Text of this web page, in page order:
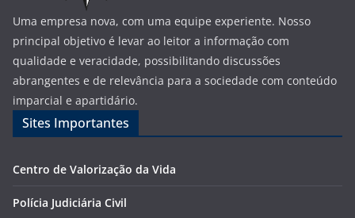
Uma empresa nova, com uma equipe experiente. Nosso
principal objetivo é levar ao leitor a informação com
qualidade e veracidade, possibilitando discussões
abrangentes e de relevância para a sociedade com conteúdo
imparcial e apartidário.
Sites Importantes
Centro de Valorização da Vida
Polícia Judiciária Civil